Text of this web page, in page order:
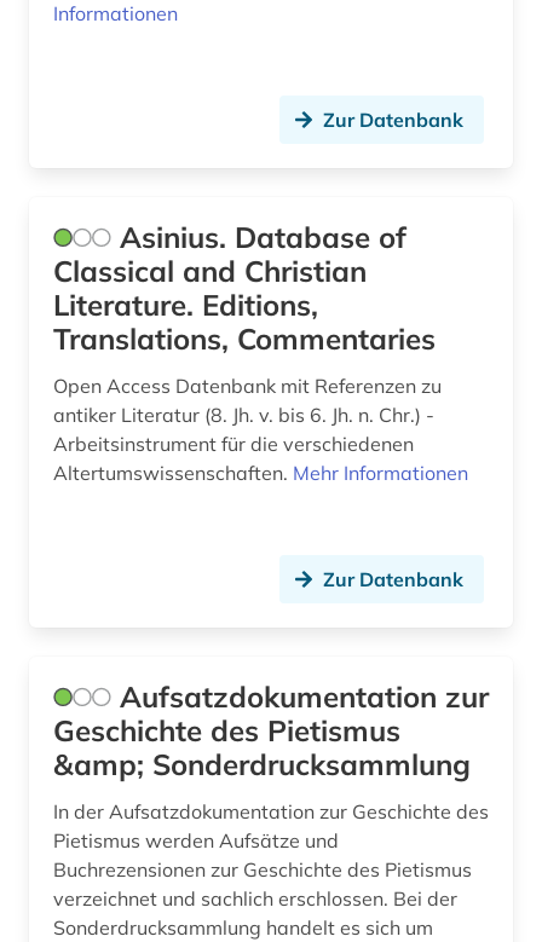
freiheit (1)
friedensforschung (1)
friedenssicherung (1)
frühchristentum (2)
frühe neuzeit (5)
fundamentalismus (1)
gaon (1)
gegenreformation (1)
geheimdienst (1)
geistesgeschichte (1)
geisteswissenschaft (1)
Informationen
Zur Datenbank
Asinius. Database of
Classical and Christian
Literature. Editions,
Translations, Commentaries
Open Access Datenbank mit Referenzen zu
antiker Literatur (8. Jh. v. bis 6. Jh. n. Chr.) -
Arbeitsinstrument für die verschiedenen
Altertumswissenschaften. Mehr Informationen
Zur Datenbank
Aufsatzdokumentation zur
Geschichte des Pietismus
&amp; Sonderdrucksammlung
In der Aufsatzdokumentation zur Geschichte des
Pietismus werden Aufsätze und
Buchrezensionen zur Geschichte des Pietismus
verzeichnet und sachlich erschlossen. Bei der
Sonderdrucksammlung handelt es sich um